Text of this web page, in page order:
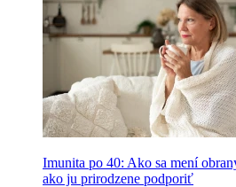
Imunita po 40: Ako sa mení
ako ju prirodzene podporiť